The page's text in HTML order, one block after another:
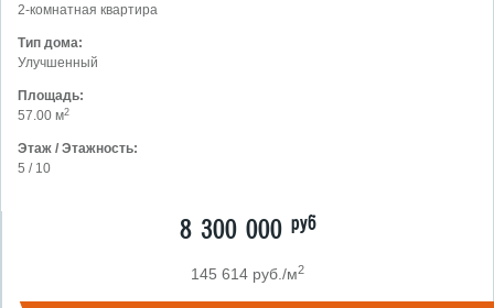
2-комнатная квартира
Тип дома:
Улучшенный
Площадь:
57.00 м2
Этаж / Этажность:
5 / 10
8 300 000 руб
145 614 руб./м2